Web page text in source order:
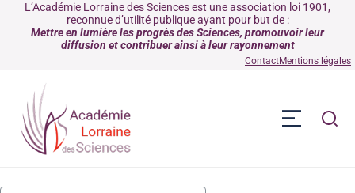
L’Académie Lorraine des Sciences est une association loi 1901,
reconnue d’utilité publique ayant pour but de :
Mettre en lumière les progrès des Sciences, promouvoir leur
diffusion et contribuer ainsi à leur rayonnement
ContactMentions légales